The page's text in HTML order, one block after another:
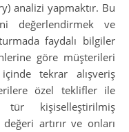
analizi yapmaktır. Bu
değerlendirmek ve
faydalı bilgiler
göre müşterileri
tekrar alışveriş
özel teklifler ile
kişiselleştirilmiş
artırır ve onları